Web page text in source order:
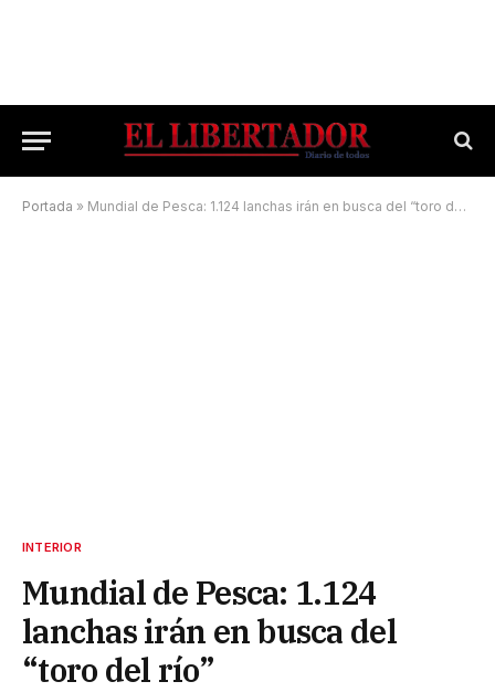
Portada » Mundial de Pesca: 1.124 lanchas irán en busca del “toro del río”
INTERIOR
Mundial de Pesca: 1.124
lanchas irán en busca del
“toro del río”